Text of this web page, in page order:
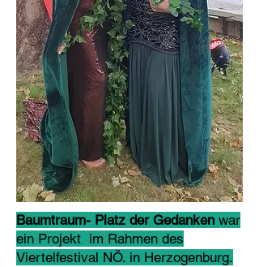
Baumtraum- Platz der Gedanken war
ein Projekt im Rahmen des
Viertelfestival NÖ. in Herzogenburg.